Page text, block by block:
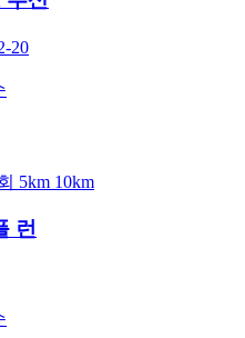
20
5km 10km
런